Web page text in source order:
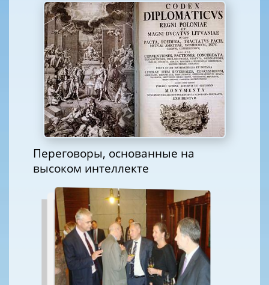
Переговоры, основанные на
высоком интеллекте